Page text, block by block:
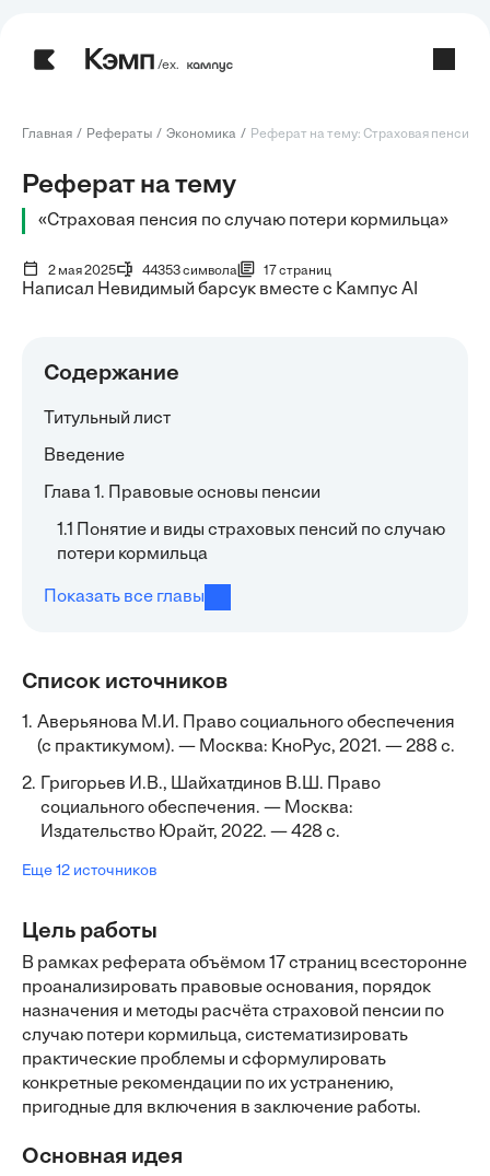
/ех.
Главная Рефераты Экономика Реферат на тему: Страховая пенсия
Реферат на тему
«Страховая пенсия по случаю потери кормильца»
2 мая 2025 44353 символа 17 страниц
Написал Невидимый барсук вместе с Кампус AI
Содержание
Титульный лист
Введение
Глава 1. Правовые основы пенсии
1.1 Понятие и виды страховых пенсий по случаю
потери кормильца
Показать все главы
Список источников
1. Аверьянова М.И. Право социального обеспечения
(с практикумом). — Москва: КноРус, 2021. — 288 с.
2.
Григорьев И.В., Шайхатдинов В.Ш. Право
социального обеспечения. — Москва:
Издательство Юрайт, 2022. — 428 с.
Еще 12 источников
Цель работы
В рамках реферата объёмом 17 страниц всесторонне
проанализировать правовые основания, порядок
назначения и методы расчёта страховой пенсии по
случаю потери кормильца, систематизировать
практические проблемы и сформулировать
конкретные рекомендации по их устранению,
пригодные для включения в заключение работы.
Основная идея